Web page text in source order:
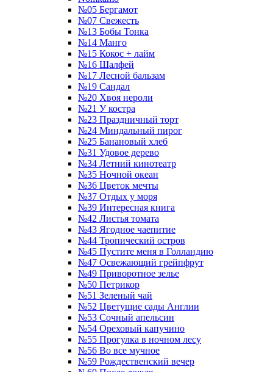
№05 Бергамот
№07 Свежесть
№13 Бобы Тонка
№14 Манго
№15 Кокос + лайм
№16 Шалфей
№17 Лесной бальзам
№19 Сандал
№20 Хвоя нероли
№21 У костра
№23 Праздничный торт
№24 Миндальный пирог
№25 Банановый хлеб
№31 Удовое дерево
№34 Летний кинотеатр
№35 Ночной океан
№36 Цветок мечты
№37 Отдых у моря
№39 Интересная книга
№42 Листья томата
№43 Ягодное чаепитие
№44 Тропический остров
№45 Пустите меня в Голландию
№47 Освежающий грейпфрут
№49 Приворотное зелье
№50 Петрикор
№51 Зеленый чай
№52 Цветущие сады Англии
№53 Сочный апельсин
№54 Ореховый капучино
№55 Прогулка в ночном лесу
№56 Во все мучное
№59 Рождественский вечер